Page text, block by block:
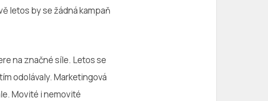
letos by se žádná kampaň
na značné síle. Letos se
odolávaly. Marketingová
Movité i nemovité